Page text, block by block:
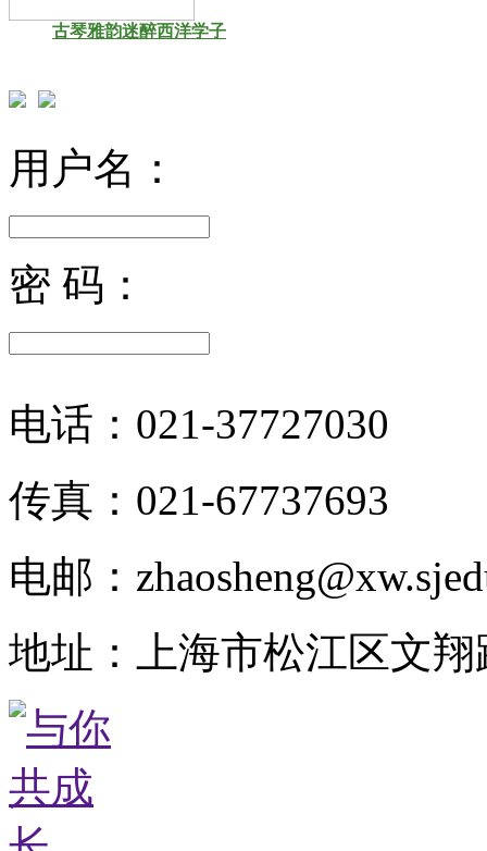
古琴雅韵迷醉西洋学子
用户名：
密 码：
电话：021-37727030
传真：021-67737693
电邮：
地址：上海市松江区文翔